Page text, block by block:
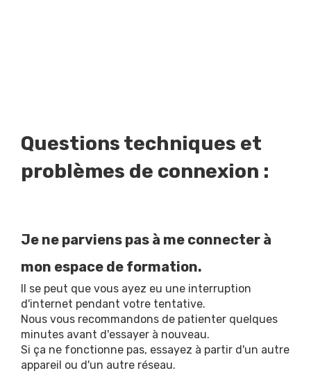
Questions techniques et
problèmes de connexion :
Je ne parviens pas à me connecter à
mon espace de formation.
Il se peut que vous ayez eu une interruption
d'internet pendant votre tentative.
Nous vous recommandons de patienter quelques
minutes avant d'essayer à nouveau.
Si ça ne fonctionne pas, essayez à partir d'un autre
appareil ou d'un autre réseau.